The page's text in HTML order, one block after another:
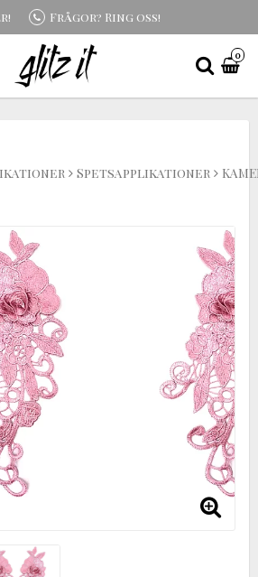
Frågor? Ring oss!
0
Spetsapplikationer